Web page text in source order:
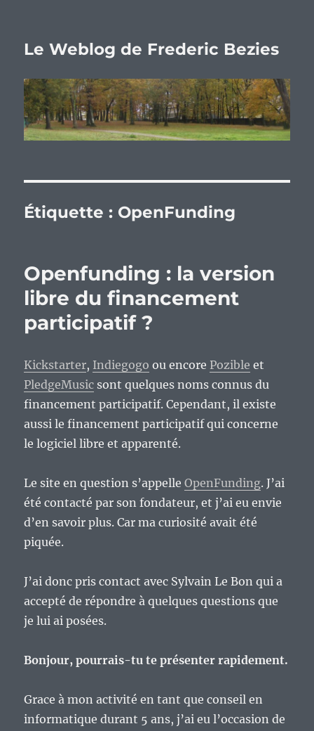
Le Weblog de Frederic Bezies
Étiquette : OpenFunding
Openfunding : la version
libre du financement
participatif ?
Kickstarter, Indiegogo ou encore Pozible et
PledgeMusic sont quelques noms connus du
financement participatif. Cependant, il existe
aussi le financement participatif qui concerne
le logiciel libre et apparenté.
Le site en question s’appelleOpenFunding. J’ai
été contacté par son fondateur, et j’ai eu envie
d’en savoir plus. Car ma curiosité avait été
piquée.
J’ai donc pris contact avec Sylvain Le Bon qui a
accepté de répondre à quelques questions que
je lui ai posées.
Bonjour, pourrais-tu te présenter rapidement.
Grace à mon activité en tant que conseil en
informatique durant 5 ans, j’ai eu l’occasion de